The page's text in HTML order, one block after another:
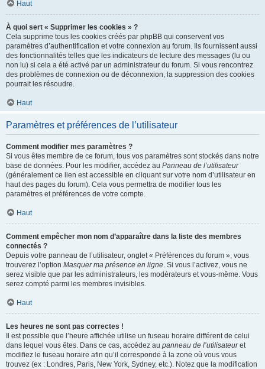
Haut
À quoi sert « Supprimer les cookies » ?
Cela supprime tous les cookies créés par phpBB qui conservent vos
paramètres d’authentification et votre connexion au forum. Ils fournissent aussi
des fonctionnalités telles que les indicateurs de lecture des messages (lu ou
non lu) si cela a été activé par un administrateur du forum. Si vous rencontrez
des problèmes de connexion ou de déconnexion, la suppression des cookies
pourrait les résoudre.
Haut
Paramètres et préférences de l’utilisateur
Comment modifier mes paramètres ?
Si vous êtes membre de ce forum, tous vos paramètres sont stockés dans notre
base de données. Pour les modifier, accédez au Panneau de l’utilisateur
(généralement ce lien est accessible en cliquant sur votre nom d’utilisateur en
haut des pages du forum). Cela vous permettra de modifier tous les
paramètres et préférences de votre compte.
Haut
Comment empêcher mon nom d’apparaître dans la liste des membres
connectés ?
Depuis votre panneau de l’utilisateur, onglet « Préférences du forum », vous
trouverez l’option Masquer ma présence en ligne. Si vous l’activez, vous ne
serez visible que par les administrateurs, les modérateurs et vous-même. Vous
serez compté parmi les membres invisibles.
Haut
Les heures ne sont pas correctes !
Il est possible que l’heure affichée utilise un fuseau horaire différent de celui
dans lequel vous êtes. Dans ce cas, accédez au panneau de l’utilisateuret
modifiez le fuseau horaire afin qu’il corresponde à la zone où vous vous
trouvez (ex : Londres, Paris, New York, Sydney, etc.). Notez que la modification